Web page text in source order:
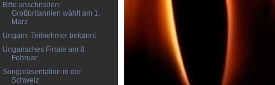
Bitte anschnallen:
Großbritannien wählt am 1.
März
Ungarn: Teilnehmer bekannt
Ungarisches Finale am 8.
Februar
Songpräsentation in der
Schweiz